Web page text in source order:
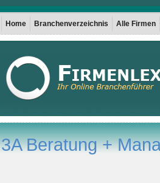
Home Branchenverzeichnis Alle Firmen
3A Beratung +